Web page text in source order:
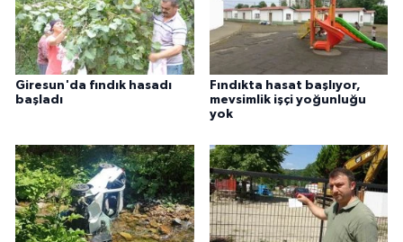
Giresun'da fındık hasadı
başladı
Fındıkta hasat başlıyor,
mevsimlik işçi yoğunluğu
yok